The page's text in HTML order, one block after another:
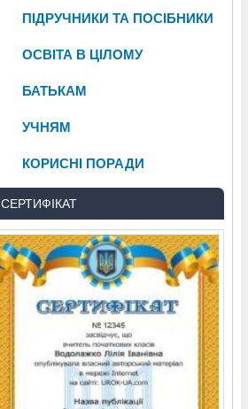
ПІДРУЧНИКИ ТА ПОСІБНИКИ
ОСВІТА В ЦІЛОМУ
БАТЬКАМ
УЧНЯМ
КОРИСНІ ПОРАДИ
СЕРТИФІКАТ